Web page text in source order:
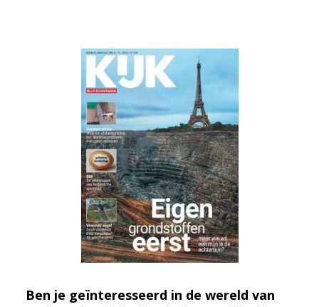
Ben je geïnteresseerd in de wereld van